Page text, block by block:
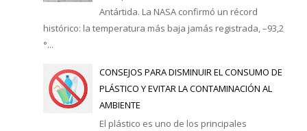
Antártida. La NASA confirmó un récord
histórico: la temperatura más baja jamás registrada, –93,2
°...
CONSEJOS PARA DISMINUIR EL CONSUMO DE
PLÁSTICO Y EVITAR LA CONTAMINACIÓN AL
AMBIENTE
El plástico es uno de los principales